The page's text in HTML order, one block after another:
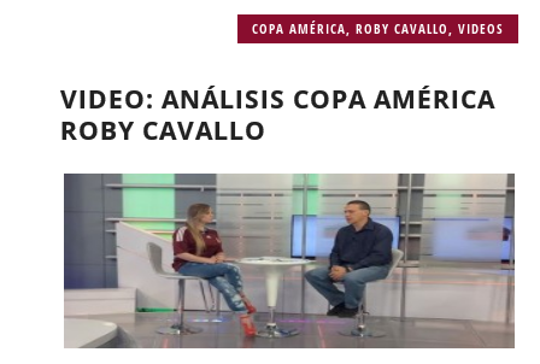
COPA AMÉRICA ,ROBY CAVALLO ,VIDEOS
VIDEO: ANÁLISIS COPA AMÉRICA
ROBY CAVALLO